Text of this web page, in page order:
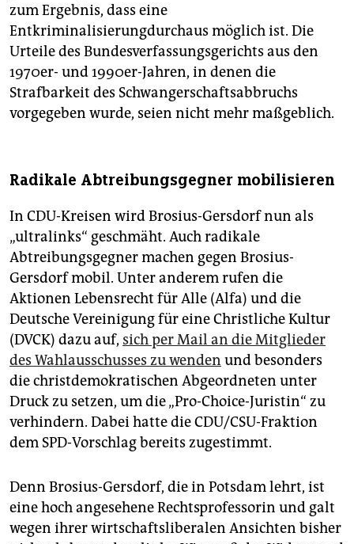
zum Ergebnis, dass eine
Entkriminalisierungdurchaus möglich ist. Die
Urteile des Bundesverfassungsgerichts aus den
1970er- und 1990er-Jahren, in denen die
Strafbarkeit des Schwangerschaftsabbruchs
vorgegeben wurde, seien nicht mehr maßgeblich.
Radikale Abtreibungsgegner mobilisieren
In CDU-Kreisen wird Brosius-Gersdorf nun als
„ultralinks“ geschmäht. Auch radikale
Abtreibungsgegner machen gegen Brosius-
Gersdorf mobil. Unter anderem rufen die
Aktionen Lebensrecht für Alle (Alfa) und die
Deutsche Vereinigung für eine Christliche Kultur
(DVCK) dazu auf, sich per Mail an die Mitglieder
des Wahlausschusses zu wenden und besonders
die christdemokratischen Abgeordneten unter
Druck zu setzen, um die „Pro-Choice-Juristin“ zu
verhindern. Dabei hatte die CDU/CSU-Fraktion
dem SPD-Vorschlag bereits zugestimmt.
Denn Brosius-Gersdorf, die in Potsdam lehrt, ist
eine hoch angesehene Rechtsprofessorin und galt
wegen ihrer wirtschaftsliberalen Ansichten bisher